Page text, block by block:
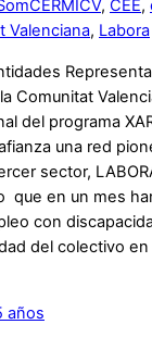
, CEE,
Valenciana, Labora
Comunitat
del programa
una red
sector,
que en un mes
con
del colectivo